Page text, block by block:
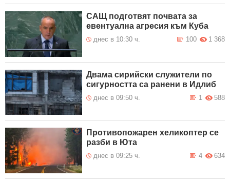
САЩ подготвят почвата за
евентуална агресия към Куба
днес в 10:30 ч. 1 368
100
Двама сирийски служители по
сигурността са ранени в Идлиб
днес в 09:50 ч. 588
1
Противопожарен хеликоптер се
разби в Юта
днес в 09:25 ч. 634
4